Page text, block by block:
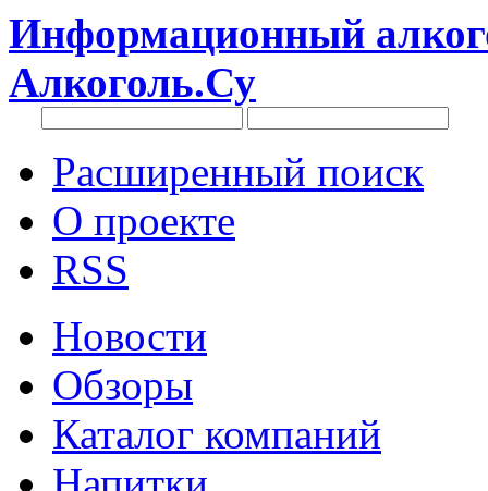
Информационный
Алкоголь.Су
Расширенный поиск
О проекте
RSS
Новости
Обзоры
Каталог компаний